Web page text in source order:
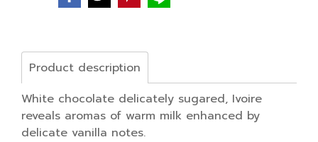
Product description
White chocolate delicately sugared, Ivoire
reveals aromas of warm milk enhanced by
delicate vanilla notes.